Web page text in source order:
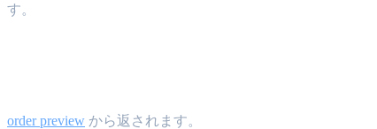
す。
order preview から返されます。